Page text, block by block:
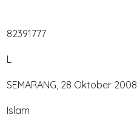
82391777
L
SEMARANG, 28 Oktober 2008
Islam